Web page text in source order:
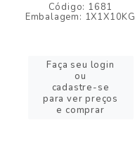
Código: 1681
Embalagem: 1X1X10KG
Faça seu login
ou
cadastre-se
para ver preços
e comprar